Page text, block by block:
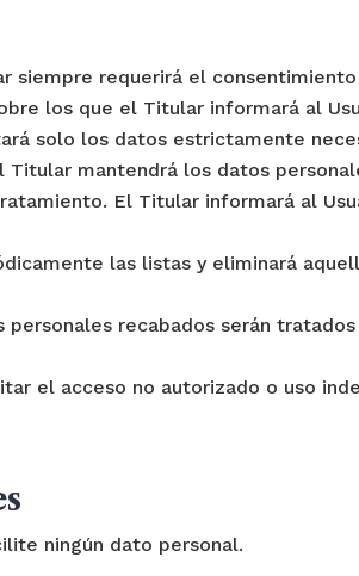
siempre requerirá el
los que el Titular informará al
solo los datos estrictamente
mantendrá los datos
El Titular informará al
las listas y eliminará
recabados serán
el acceso no autorizado o uso
ningún dato personal.